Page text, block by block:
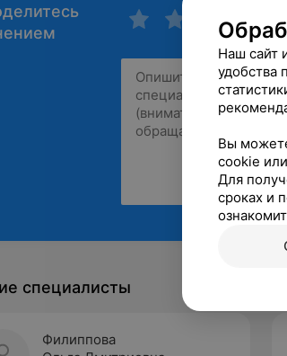
специалисты
Филиппова
Наш сайт
удобства
Вы
cookie
Для
сроках и